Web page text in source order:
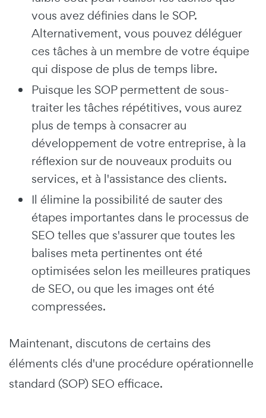
vous avez définies dans le SOP.
Alternativement, vous pouvez déléguer
ces tâches à un membre de votre équipe
qui dispose de plus de temps libre.
Puisque les SOP permettent de sous-
traiter les tâches répétitives, vous aurez
plus de temps à consacrer au
développement de votre entreprise, à la
réflexion sur de nouveaux produits ou
services, et à l'assistance des clients.
Il élimine la possibilité de sauter des
étapes importantes dans le processus de
SEO telles que s'assurer que toutes les
balises meta pertinentes ont été
optimisées selon les meilleures pratiques
de SEO, ou que les images ont été
compressées.
Maintenant, discutons de certains des
éléments clés d'une procédure opérationnelle
standard (SOP) SEO efficace.